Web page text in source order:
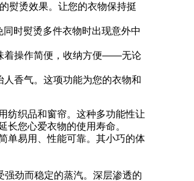
熨烫效果。让您的衣物保持挺
时熨烫多件衣物时出现意外中
着操作简便，收纳方便——无论
香气。这项功能为您的衣物和
纺织品和窗帘。这种多功能性让
您心爱衣物的使用寿命。
单易用、性能可靠。其小巧的体
劲而稳定的蒸汽。深层渗透的